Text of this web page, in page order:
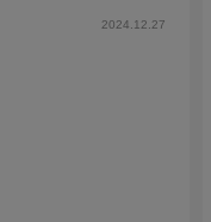
2024.12.27